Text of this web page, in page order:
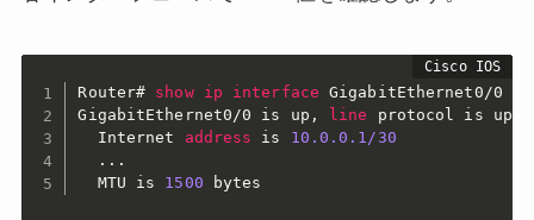
Router# show ip interface
GigabitEthernet0/0
GigabitEthernet0/0 is up , line protocol is up
  Internet
address is 10.0.0.1/30
  ...
  MTU is
1500 bytes